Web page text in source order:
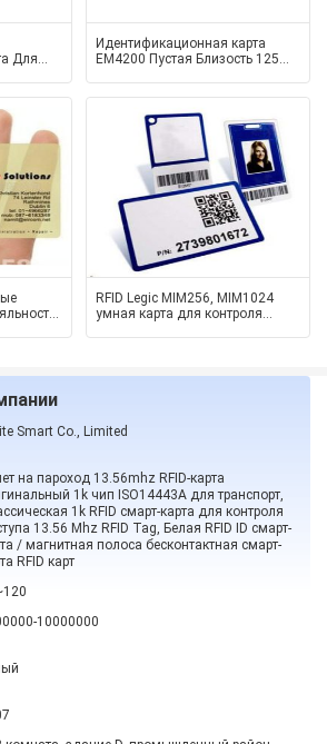
Для
Идентификационная карта
EM4200 Пустая Близость 125
RFID Legic MIM256, MIM1024
умная карта для контроля
Smart Co., Limited
на пароход 13.56mhz RFID-карта
1k чип ISO14443A для транспорт,
1k RFID смарт-карта для контроля
13.56 Mhz RFID Tag, Белая RFID ID смарт-
/ магнитная полоса бесконтактная смарт-
RFID карт
10000000